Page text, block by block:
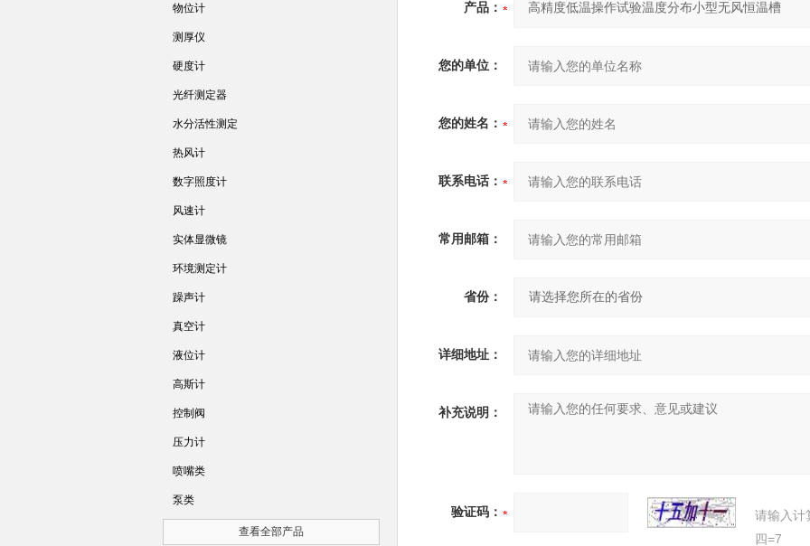
产品：
您的单位：
您的姓名：
联系电话：
常用邮箱：
省份：
详细地址：
补充说明：
验证码：
请输入计
四=7
物位计
测厚仪
硬度计
光纤测定器
水分活性测定
热风计
数字照度计
风速计
实体显微镜
环境测定计
躁声计
真空计
液位计
高斯计
控制阀
压力计
喷嘴类
泵类
查看全部产品